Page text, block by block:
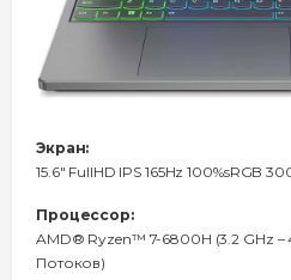
Экран:
15.6" FullHD IPS 165Hz 100%sRGB
Процессор:
AMD® Ryzen™ 7-6800H (3.2 GHz –
Потоков)